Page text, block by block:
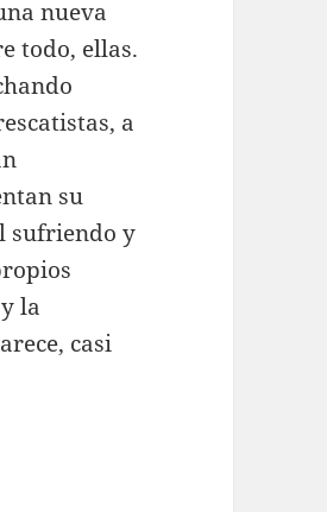
nueva
todo, ellas.
a
su
sufriendo y
la
casi